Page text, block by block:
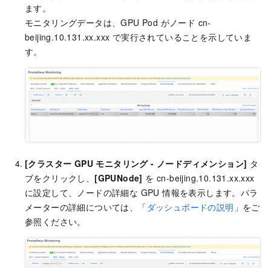
ます。
モニタリングデータは、GPU Pod がノード cn-
beijing.10.131.xx.xxx で実行されていることを示していま
す。
[クラスター GPU モニタリング - ノードディメンション] タ
ブをクリックし、 [GPUNode] を cn-beijing.10.131.xx.xxx
に設定して、ノードの詳細な GPU 情報を表示します。パラ
メーターの詳細については、「 ダッシュボードの説明 」をご
参照ください。